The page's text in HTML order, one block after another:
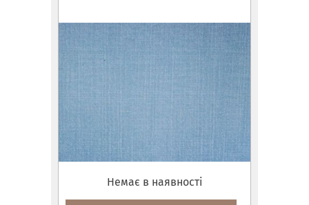
Немає в наявності